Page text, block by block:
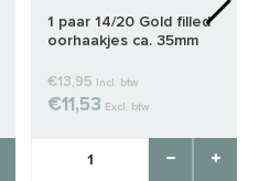
1 paar 14/20 Gold filled
oorhaakjes ca. 35mm
€13,95 Incl. btw
€11,53 Excl. btw